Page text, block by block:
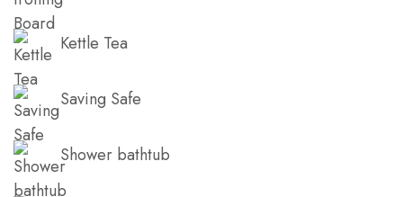
Kettle Tea
Saving Safe
Shower bathtub